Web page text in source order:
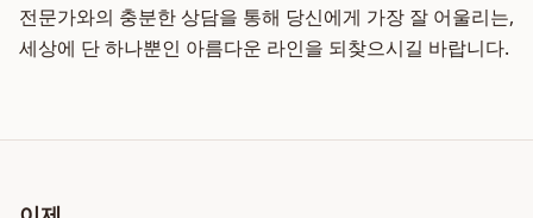
전문가와의 충분한 상담을 통해 당신에게 가장 잘 어울리는,
세상에 단 하나뿐인 아름다운 라인을 되찾으시길 바랍니다.